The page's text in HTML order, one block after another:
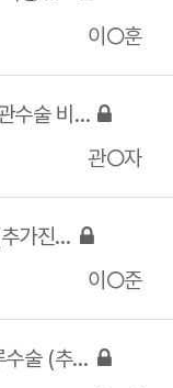
이○훈
Re: 음경확대술 + 조루수술 + 정관수술 비용 및 상담
관○자
음경확대술 (4M코어) + 조루수술 (추가진피) 비용 및 상담
이○준
Re: 음경확대술 (4M코어) + 조루수술 (추가진피) 비용 및 상담